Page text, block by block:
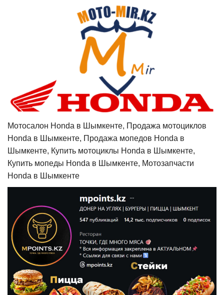
Мотосалон Honda в Шымкенте, Продажа мотоциклов
Honda в Шымкенте, Продажа мопедов Honda в
Шымкенте, Купить мотоциклы Honda в Шымкенте,
Купить мопеды Honda в Шымкенте, Мотозапчасти
Honda в Шымкенте